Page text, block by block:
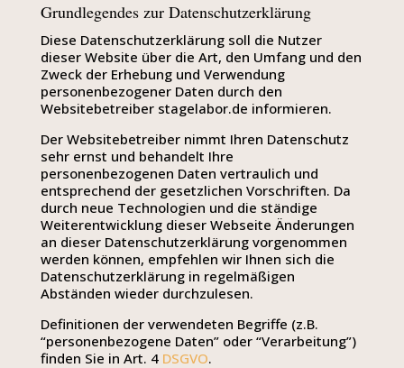
Grundlegendes zur Datenschutzerklärung
Diese Datenschutzerklärung soll die Nutzer
dieser Website über die Art, den Umfang und den
Zweck der Erhebung und Verwendung
personenbezogener Daten durch den
Websitebetreiber stagelabor.de informieren.
Der Websitebetreiber nimmt Ihren Datenschutz
sehr ernst und behandelt Ihre
personenbezogenen Daten vertraulich und
entsprechend der gesetzlichen Vorschriften. Da
durch neue Technologien und die ständige
Weiterentwicklung dieser Webseite Änderungen
an dieser Datenschutzerklärung vorgenommen
werden können, empfehlen wir Ihnen sich die
Datenschutzerklärung in regelmäßigen
Abständen wieder durchzulesen.
Definitionen der verwendeten Begriffe (z.B.
“personenbezogene Daten” oder “Verarbeitung”)
finden Sie in Art. 4 DSGVO.